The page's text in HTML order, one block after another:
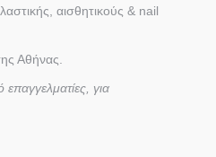
αισθητικούς & nail
Αθήνας.
για